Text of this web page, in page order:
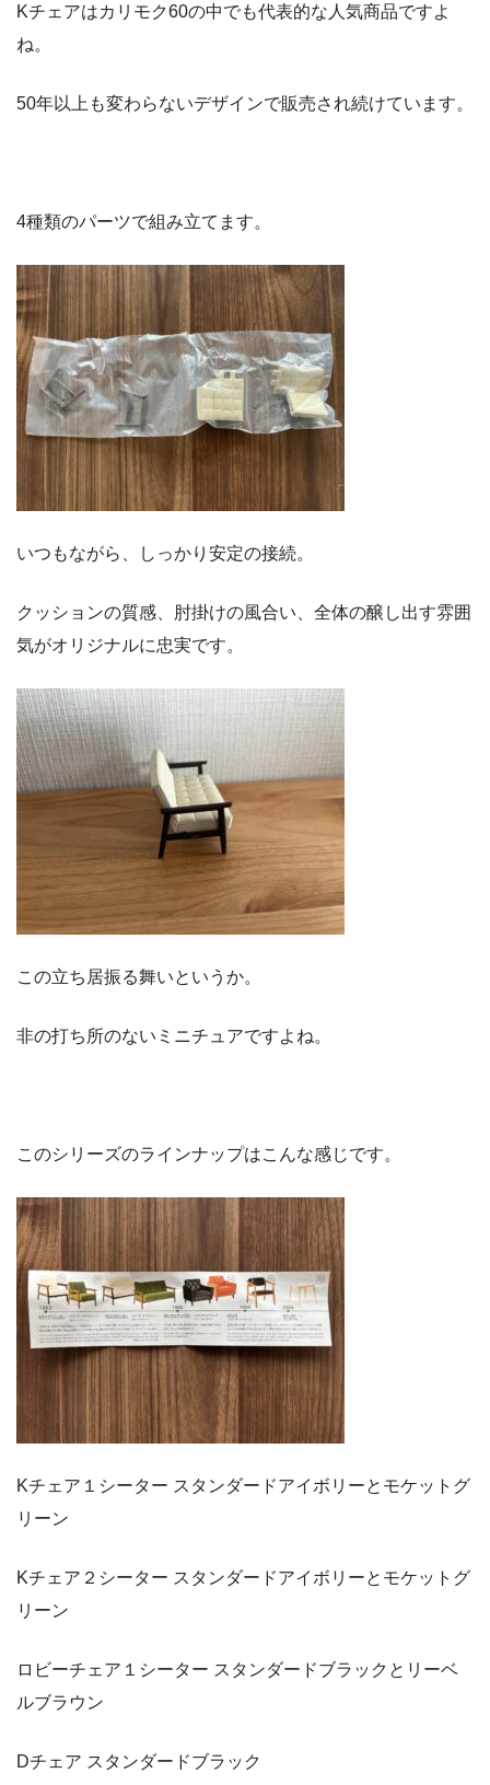
Kチェアはカリモク60の中でも代表的な人気商品ですよ
ね。
50年以上も変わらないデザインで販売され続けています。
4種類のパーツで組み立てます。
いつもながら、しっかり安定の接続。
クッションの質感、肘掛けの風合い、全体の醸し出す雰囲
気がオリジナルに忠実です。
この立ち居振る舞いというか。
非の打ち所のないミニチュアですよね。
このシリーズのラインナップはこんな感じです。
Kチェア１シーター スタンダードアイボリーとモケットグ
リーン
Kチェア２シーター スタンダードアイボリーとモケットグ
リーン
ロビーチェア１シーター スタンダードブラックとリーベ
ルブラウン
Dチェア スタンダードブラック